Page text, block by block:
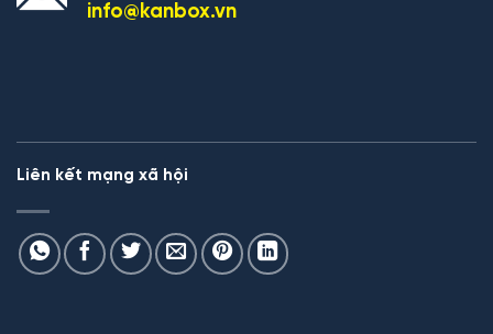
info@kanbox.vn
Liên kết mạng xã hội